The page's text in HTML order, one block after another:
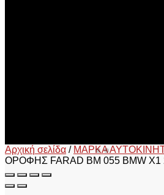
Αρχική σελίδα / ΜΑΡΚΑ
ΟΡΟΦΗΣ FARAD BM 055 BMW X1